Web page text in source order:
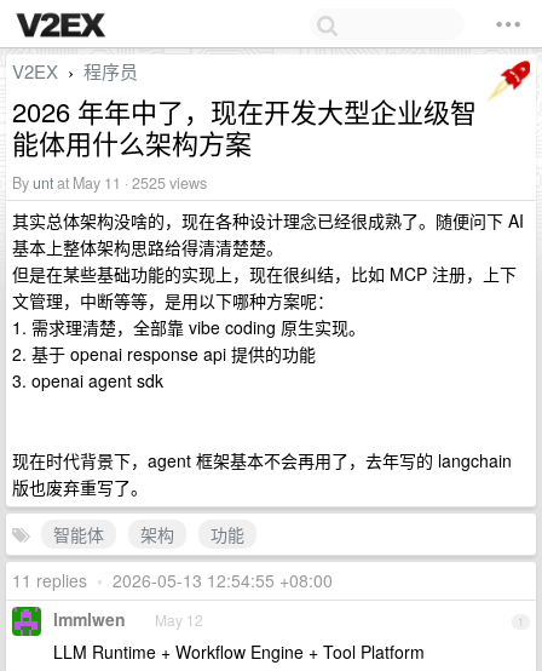
V2EX › 程序员
2026 年年中了，现在开发大型企业级智
能体用什么架构方案
Byuntat May 11 · 2525 views
其实总体架构没啥的，现在各种设计理念已经很成熟了。随便问下 AI
基本上整体架构思路给得清清楚楚。
但是在某些基础功能的实现上，现在很纠结，比如 MCP 注册，上下
文管理，中断等等，是用以下哪种方案呢：
1. 需求理清楚，全部靠 vibe coding 原生实现。
2. 基于 openai response api 提供的功能
3. openai agent sdk
现在时代背景下，agent 框架基本不会再用了，去年写的 langchain
版也废弃重写了。
智能体
架构
功能
11 replies • 2026-05-13 12:54:55 +08:00
1
lmmlwen May 12
LLM Runtime + Workflow Engine + Tool Platform